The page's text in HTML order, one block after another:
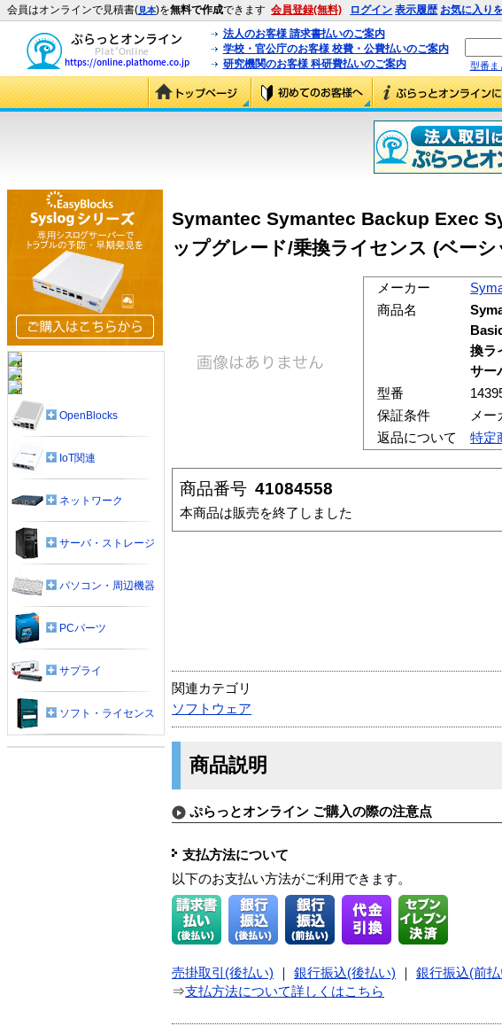
会員はオンラインで見積書(見本)を無料で作成できます 会員登録(無料) ログイン 表示履歴 お気に入り
法人のお客様 請求書払いのご案内
学校・官公庁のお客様 校費・公費払いのご案内
研究機関のお客様 科研費払いのご案内
型番ま
Symantec Symantec Backup Exec
ップグレード/乗換ライセンス (ベー
メーカー
商品名
換ラ
サー
型番
保証条件
メー
返品について
特定
商品番号 41084558
本商品は販売を終了しました
関連カテゴリ
ソフトウェア
商品説明
ぷらっとオンライン ご購入の際の注意点
支払方法について
以下のお支払い方法がご利用できます。
売掛取引(後払い) 銀行振込(後払い) 銀行振込(前払
⇒支払方法について詳しくはこちら
OpenBlocks
IoT関連
ネットワーク
サーバ・ストレージ
パソコン・周辺機器
PCパーツ
サプライ
ソフト・ライセンス